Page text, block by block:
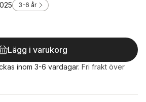
3-6 år
Lägg i varukorg
inom 3-6 vardagar. Fri frakt över